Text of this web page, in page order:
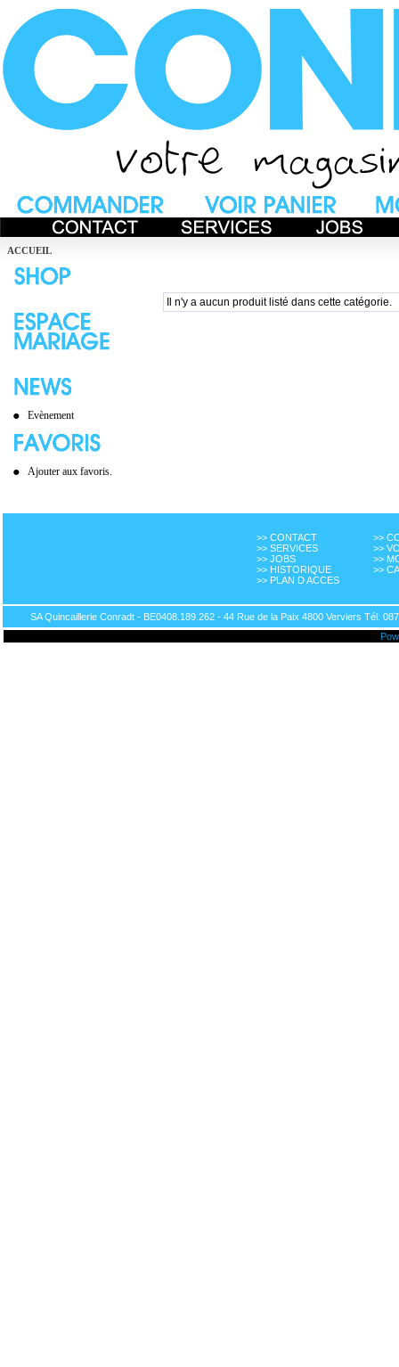
ACCUEIL
Evènement
Ajouter aux favoris.
Il n'y a aucun produit listé dans cette catégorie.
>> CONTACT
>> SERVICES
>> JOBS
>> HISTORIQUE
>> PLAN D ACCES
>>
>>
>>
>>
SA Quincaillerie Conradt - BE0408.189.262 - 44 Rue de la Paix 4800 Verviers Tél: